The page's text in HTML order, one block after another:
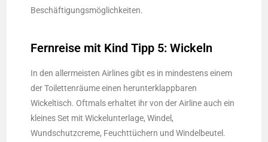
Beschäftigungsmöglichkeiten.
Fernreise mit Kind Tipp 5: Wickeln
In den allermeisten Airlines gibt es in mindestens einem
der Toilettenräume einen herunterklappbaren
Wickeltisch. Oftmals erhaltet ihr von der Airline auch ein
kleines Set mit Wickelunterlage, Windel,
Wundschutzcreme, Feuchttüchern und Windelbeutel.